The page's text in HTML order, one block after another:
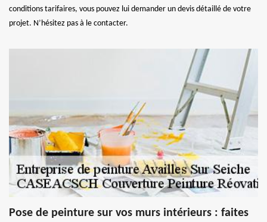
conditions tarifaires, vous pouvez lui demander un devis détaillé de votre
projet. N’hésitez pas à le contacter.
Pose de peinture sur vos murs intérieurs : faites